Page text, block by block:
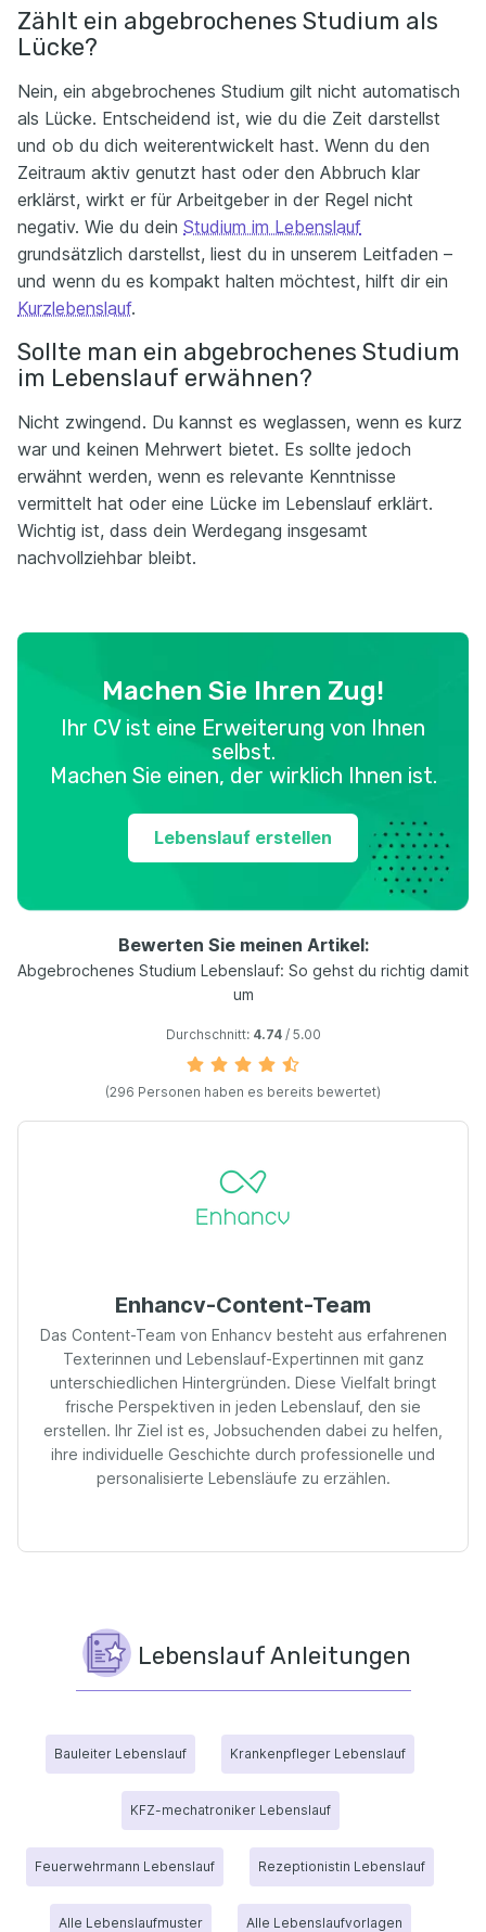
Zählt ein abgebrochenes Studium als
Lücke?
Nein, ein abgebrochenes Studium gilt nicht automatisch
als Lücke. Entscheidend ist, wie du die Zeit darstellst
und ob du dich weiterentwickelt hast. Wenn du den
Zeitraum aktiv genutzt hast oder den Abbruch klar
erklärst, wirkt er für Arbeitgeber in der Regel nicht
negativ. Wie du dein Studium im Lebenslauf
grundsätzlich darstellst, liest du in unserem Leitfaden –
und wenn du es kompakt halten möchtest, hilft dir ein
Kurzlebenslauf.
Sollte man ein abgebrochenes Studium
im Lebenslauf erwähnen?
Nicht zwingend. Du kannst es weglassen, wenn es kurz
war und keinen Mehrwert bietet. Es sollte jedoch
erwähnt werden, wenn es relevante Kenntnisse
vermittelt hat oder eine Lücke im Lebenslauf erklärt.
Wichtig ist, dass dein Werdegang insgesamt
nachvollziehbar bleibt.
Machen Sie Ihren Zug!
Ihr CV ist eine Erweiterung von Ihnen
selbst.
Machen Sie einen, der wirklich Ihnen ist.
Lebenslauf erstellen
Bewerten Sie meinen Artikel:
Abgebrochenes Studium Lebenslauf: So gehst du richtig damit
um
Durchschnitt: 4.74/ 5.00
(296 Personen haben es bereits bewertet)
Enhancv-Content-Team
Das Content-Team von Enhancv besteht aus erfahrenen
Texterinnen und Lebenslauf-Expertinnen mit ganz
unterschiedlichen Hintergründen. Diese Vielfalt bringt
frische Perspektiven in jeden Lebenslauf, den sie
erstellen. Ihr Ziel ist es, Jobsuchenden dabei zu helfen,
ihre individuelle Geschichte durch professionelle und
personalisierte Lebensläufe zu erzählen.
Lebenslauf Anleitungen
Bauleiter Lebenslauf Krankenpfleger Lebenslauf
KFZ-mechatroniker Lebenslauf
Feuerwehrmann Lebenslauf Rezeptionistin Lebenslauf
Alle Lebenslaufmuster Alle Lebenslaufvorlagen